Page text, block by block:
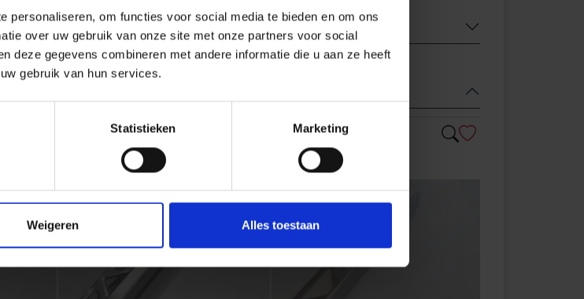
personaliseren, om functies voor social media te bieden en om ons
over uw gebruik van onze site met onze partners voor social
deze gegevens combineren met andere informatie die u aan ze heeft
gebruik van hun services.
Statistieken Marketing
Weigeren Alles toestaan